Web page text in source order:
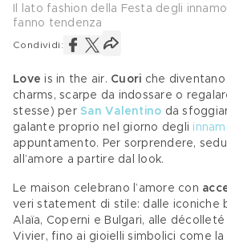
Il lato fashion della Festa degli
fanno tendenza
Condividi:
Love is in the air. Cuori che
charms, scarpe da indossare o
stesse) per San Valentino da
galante proprio nel giorno degli
appuntamento. Per sorprendere,
all’amore a partire dal look.
Le maison celebrano l’amore con
veri statement di stile: dalle iconiche
Alaïa, Coperni e Bulgari, alle
Vivier, fino ai gioielli simbolici come la